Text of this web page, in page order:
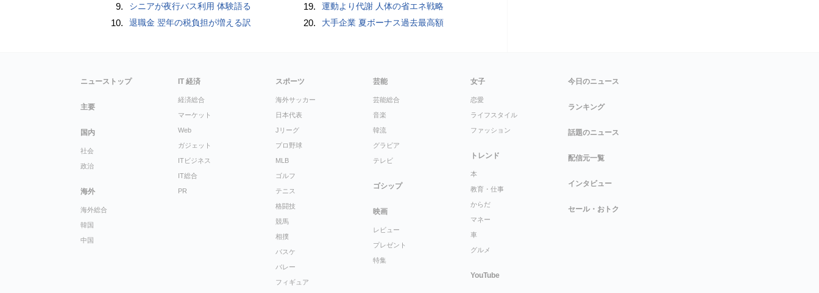
9. シニアが夜行バス利用 体験語る
10. 退職金 翌年の税負担が増える訳
19. 運動より代謝 人体の省エネ戦略
20. 大手企業 夏ボーナス過去最高額
ニューストップ
主要
国内
社会
政治
海外
海外総合
韓国
中国
IT 経済
経済総合
マーケット
Web
ガジェット
ITビジネス
IT総合
PR
スポーツ
海外サッカー
日本代表
Jリーグ
プロ野球
MLB
ゴルフ
テニス
格闘技
競馬
相撲
バスケ
バレー
フィギュア
芸能
芸能総合
音楽
韓流
グラビア
テレビ
ゴシップ
映画
レビュー
プレゼント
特集
女子
恋愛
ライフスタイル
ファッション
トレンド
本
教育・仕事
からだ
マネー
車
グルメ
YouTube
今日のニュース
ランキング
話題のニュース
配信元一覧
インタビュー
セール・おトク